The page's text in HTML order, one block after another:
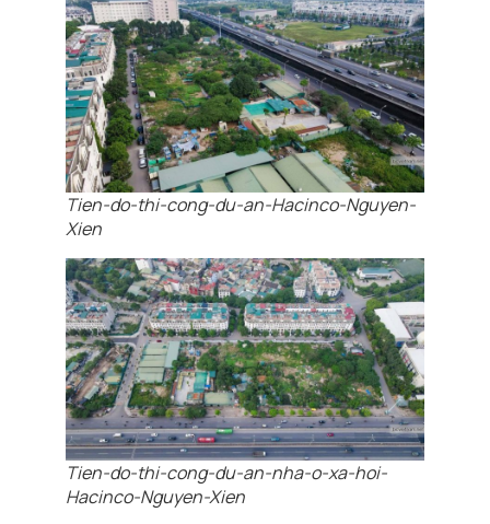
Tien-do-thi-cong-du-an-Hacinco-Nguyen-
Xien
Tien-do-thi-cong-du-an-nha-o-xa-hoi-
Hacinco-Nguyen-Xien